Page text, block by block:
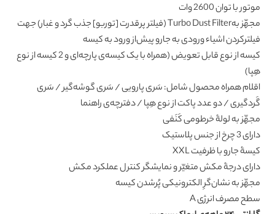
موتور با توان 2600 وات
مجهّز بهTurbo Dust Filter (فیلتر پرقدرت [توربو] جذب گرد و غبار) جهت
فیلترکردن اشیاء ورودی به جارو پیش‌از ورود به کیسه
کیسه از نوع قابل تعویض (همراه با یک کیسه‌ی پارچه‌ای و 2 کیسه از نوع
هِپا)
اقلام همراه محصول شامل: سَری پارویی / سَری گوشه‌گیر / سَری
گَردگیری / دو عدد پاکت از نوع هِپا / دفترچه‌ی راهنما
مجهّز به لولۀ خرطومی کَنَفی
دارای 3 چرخ از جنس پلاستیک
کیسۀ جارو با ظرفیت XXL
دارای درجۀ مکش متغیّر و نمایشگر کنترل عملکرد مکش
مجهّز به نشان‌گرِ الکترونیکی پُرشدن کیسه
سطح مصرف انرژی A